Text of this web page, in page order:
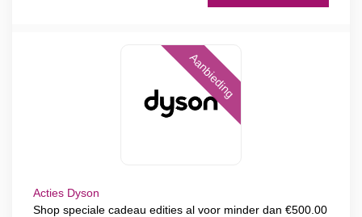
Aanbieding
Acties Dyson
Shop speciale cadeau edities al voor minder dan €500.00